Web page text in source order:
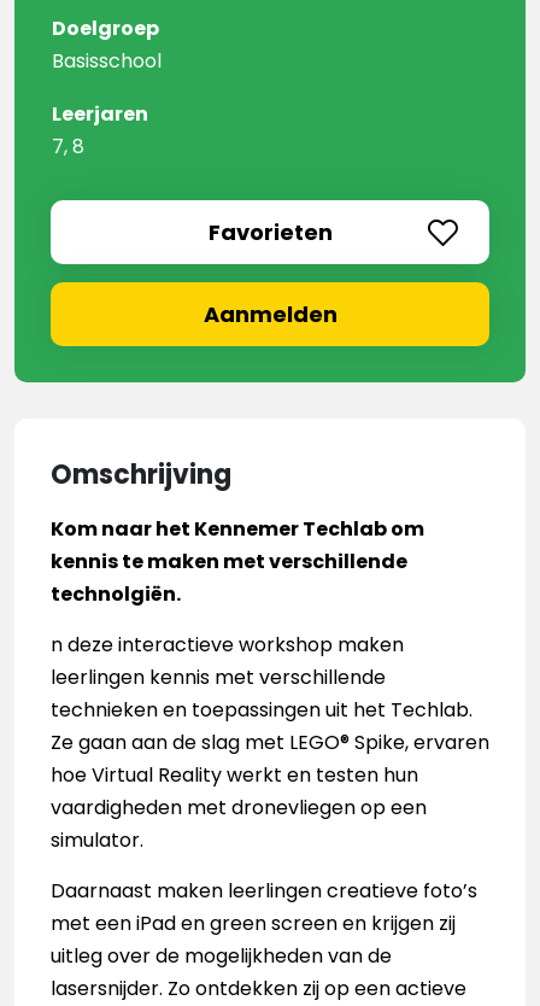
Doelgroep
Basisschool
Leerjaren
7, 8
Favorieten
Aanmelden
Omschrijving
Kom naar het Kennemer Techlab om
kennis te maken met verschillende
technolgiën.
n deze interactieve workshop maken
leerlingen kennis met verschillende
technieken en toepassingen uit het Techlab.
Ze gaan aan de slag met LEGO® Spike, ervaren
hoe Virtual Reality werkt en testen hun
vaardigheden met dronevliegen op een
simulator.
Daarnaast maken leerlingen creatieve foto’s
met een iPad en green screen en krijgen zij
uitleg over de mogelijkheden van de
lasersnijder. Zo ontdekken zij op een actieve